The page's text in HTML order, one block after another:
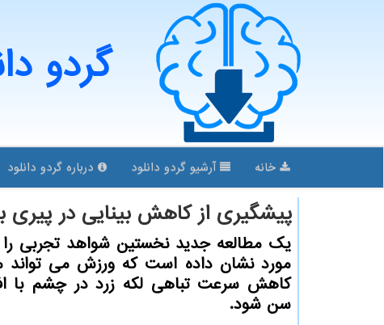
گردو
خانه آرشیو گردو دانلود درباره گردو دانلود
پیشگیری از كاهش بینایی در پیری
یك مطالعه جدید نخستین شواهد تجربی را
مورد نشان داده است كه ورزش می
كاهش سرعت تباهی لكه زرد در چشم با
سن شود.